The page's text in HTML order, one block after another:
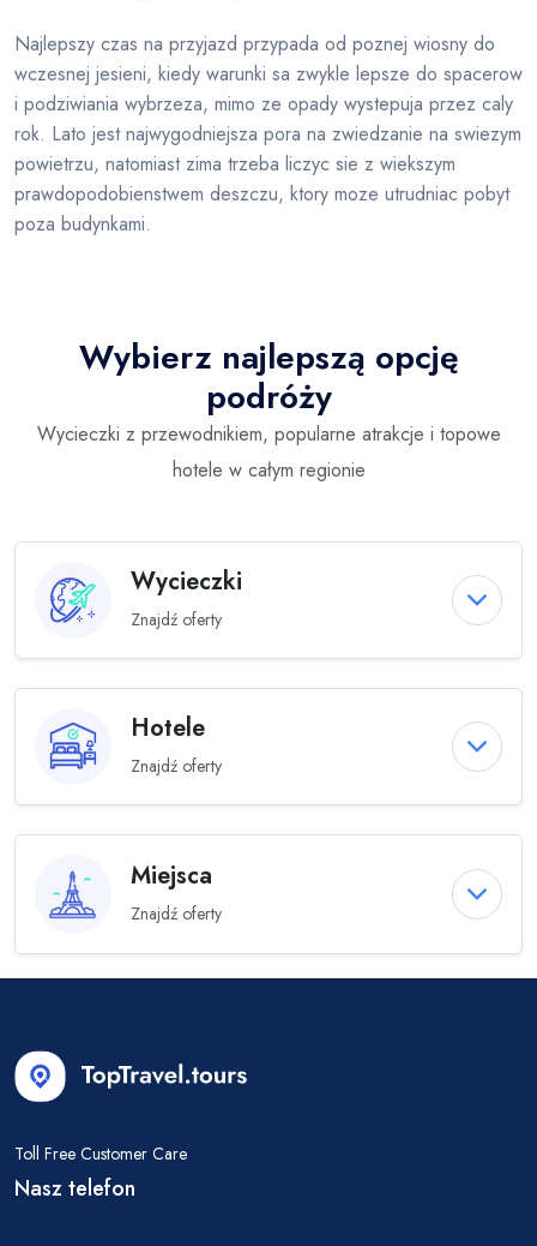
Najlepszy czas na przyjazd przypada od poznej wiosny do
wczesnej jesieni, kiedy warunki sa zwykle lepsze do spacerow
i podziwiania wybrzeza, mimo ze opady wystepuja przez caly
rok. Lato jest najwygodniejsza pora na zwiedzanie na swiezym
powietrzu, natomiast zima trzeba liczyc sie z wiekszym
prawdopodobienstwem deszczu, ktory moze utrudniac pobyt
poza budynkami.
Wybierz najlepszą opcję
podróży
Wycieczki z przewodnikiem, popularne atrakcje i topowe
hotele w całym regionie
Wycieczki
Znajdź oferty
Hotele
Znajdź oferty
Miejsca
Znajdź oferty
Toll Free Customer Care
Nasz telefon